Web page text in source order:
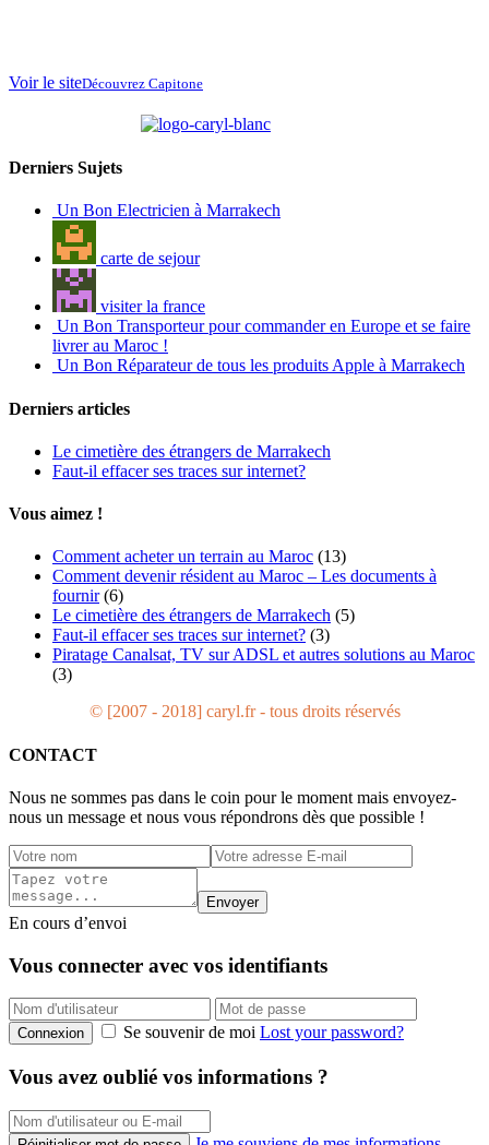
Voir le siteDécouvrez Capitone
Derniers Sujets
Un Bon Electricien à Marrakech
carte de sejour
visiter la france
Un Bon Transporteur pour commander en Europe et se faire
livrer au Maroc !
Un Bon Réparateur de tous les produits Apple à Marrakech
Derniers articles
Le cimetière des étrangers de Marrakech
Faut-il effacer ses traces sur internet?
Vous aimez !
Comment acheter un terrain au Maroc (13)
Comment devenir résident au Maroc – Les documents à
fournir (6)
Le cimetière des étrangers de Marrakech (5)
Faut-il effacer ses traces sur internet? (3)
Piratage Canalsat, TV sur ADSL et autres solutions au Maroc
(3)
© [2007 - 2018] caryl.fr - tous droits réservés
CONTACT
Nous ne sommes pas dans le coin pour le moment mais envoyez-
nous un message et nous vous répondrons dès que possible !
Envoyer
En cours d’envoi
Vous connecter avec vos identifiants
Connexion Se souvenir de moi Lost your password?
Vous avez oublié vos informations ?